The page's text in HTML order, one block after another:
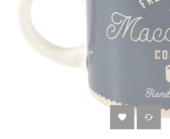
 